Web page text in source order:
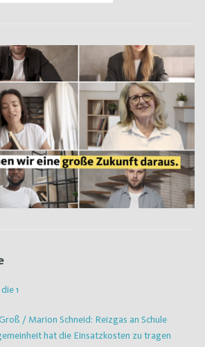
1
/ Marion Schneid: Reizgas an Schule
hat die Einsatzkosten zu tragen